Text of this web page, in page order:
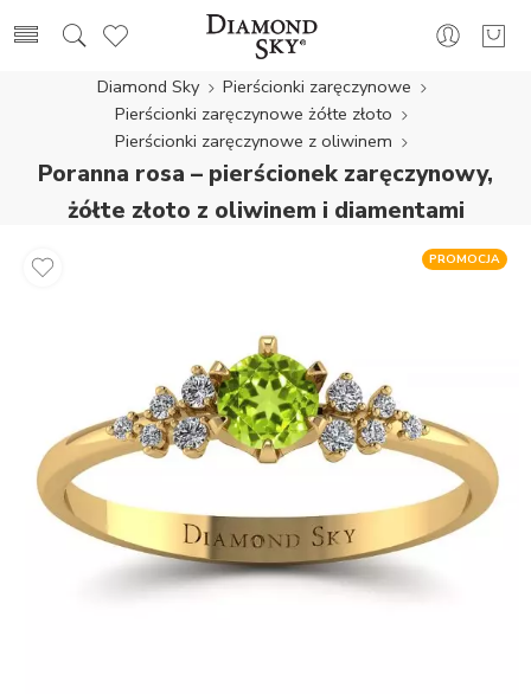
Diamond Sky
Pierścionki zaręczynowe
Pierścionki zaręczynowe żółte złoto
Pierścionki zaręczynowe z oliwinem
Poranna rosa – pierścionek zaręczynowy,
żółte złoto z oliwinem i diamentami
PROMOCJA